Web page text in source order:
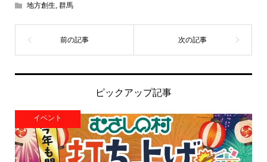
地方創生, 群馬
ピックアップ記事
イベント